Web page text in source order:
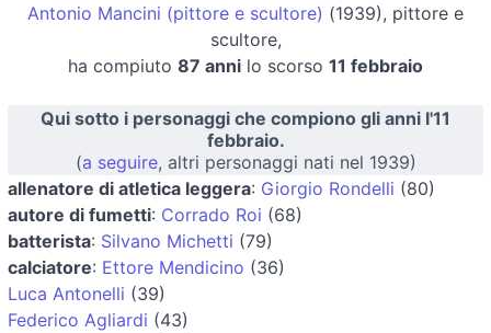
Antonio Mancini (pittore e scultore) (1939), pittore e
scultore,
ha compiuto 87 anni lo scorso 11 febbraio
Qui sotto i personaggi che compiono gli anni l'11
febbraio.
(a seguire, altri personaggi nati nel 1939)
allenatore di atletica leggera: Giorgio Rondelli (80)
autore di fumetti: Corrado Roi (68)
batterista: Silvano Michetti (79)
calciatore: Ettore Mendicino (36)
Luca Antonelli (39)
Federico Agliardi (43)